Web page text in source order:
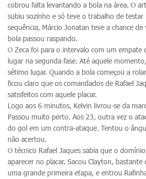
cobrou falta levantando a bola na área. O
subiu sozinho e só teve o trabalho de testar
sequência, Márcio Jonatan teve a chance de
bola passou raspando.
O Zeca foi para o intervalo com um empate
lugar na segunda fase. Até aquele
sétimo lugar. Quando a bola começou a
ficou claro que os comandados de Rafael
satisfeitos com aquele placar.
Logo aos 6 minutos, Kelvin livrou-se da
Passou muito perto. Aos 23, outra vez o
do gol em um contra-ataque. Tentou o
não acertou.
O técnico Rafael Jaques sabia que o
aparecer no placar. Sacou Clayton, bastante
uma grande primeira etapa, e entrou